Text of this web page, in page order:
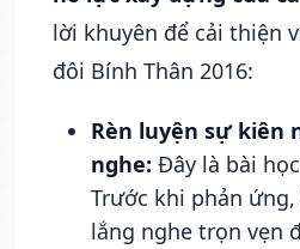
lời khuyên để cải thiện
đôi Bính Thân 2016:
Rèn luyện sự kiên
nghe: Đây là bài
Trước khi phản
lắng nghe trọn vẹn